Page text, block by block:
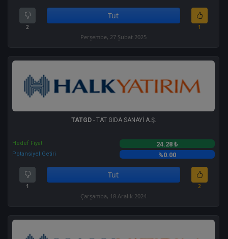
2
Tut
1
Perşembe, 27 Şubat 2025
TATGD- TAT GIDA SANAYİ A.Ş.
Hedef Fiyat 24.28 ₺
Potansiyel Getiri %0.00
1
Tut
2
Çarşamba, 18 Aralık 2024